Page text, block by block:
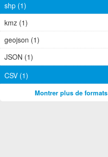
shp (1)
kmz (1)
geojson (1)
JSON (1)
CSV (1)
Montrer plus de formats